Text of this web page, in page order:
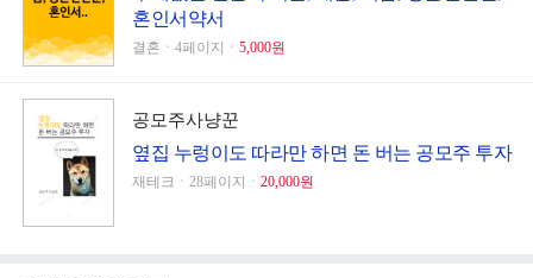
혼인서약서
결혼ㆍ4페이지ㆍ 5,000원
공모주사냥꾼
옆집 누렁이도 따라만 하면 돈 버는 공모주 투자
재테크ㆍ28페이지ㆍ 20,000원